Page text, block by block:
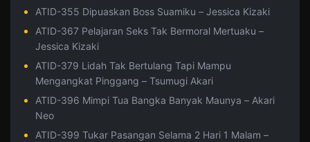
ATID-355 Dipuaskan Boss Suamiku – Jessica Kizaki
ATID-367 Pelajaran Seks Tak Bermoral Mertuaku –
Jessica Kizaki
ATID-379 Lidah Tak Bertulang Tapi Mampu
Mengangkat Pinggang – Tsumugi Akari
ATID-396 Mimpi Tua Bangka Banyak Maunya – Akari
Neo
ATID-399 Tukar Pasangan Selama 2 Hari 1 Malam –